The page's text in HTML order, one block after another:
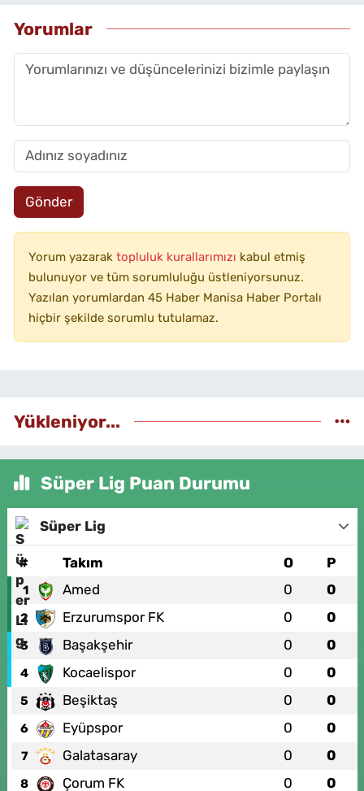
Yorumlar
Gönder
Yorum yazarak topluluk kurallarımızı kabul etmiş
bulunuyor ve tüm sorumluluğu üstleniyorsunuz.
Yazılan yorumlardan 45 Haber Manisa Haber Portalı
hiçbir şekilde sorumlu tutulamaz.
Yükleniyor...
Süper Lig Puan Durumu
Süper Lig
# Takım O P
1 Amed 0 0
2 Erzurumspor FK 0 0
3 Başakşehir 0 0
4 Kocaelispor 0 0
5 Beşiktaş 0 0
6 Eyüpspor 0 0
7 Galatasaray 0 0
8 Çorum FK 0 0